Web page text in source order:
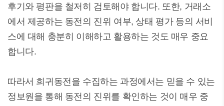
후기와 평판을 철저히 검토해야 합니다. 또한, 거래소
에서 제공하는 동전의 진위 여부, 상태 평가 등의 서비
스에 대해 충분히 이해하고 활용하는 것도 매우 중요
합니다.
따라서 희귀동전을 수집하는 과정에서는 믿을 수 있는
정보원을 통해 동전의 진위를 확인하는 것이 매우 중